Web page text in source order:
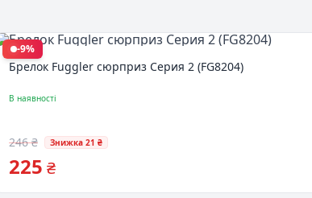
-9%
Брелок Fuggler сюрприз Серия 2 (FG8204)
В наявності
246 ₴ Знижка 21 ₴
225 ₴